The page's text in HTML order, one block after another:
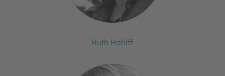
Ruth Rahlff